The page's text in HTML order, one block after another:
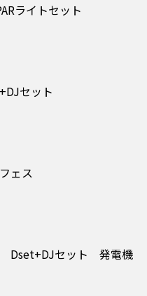
ライトセット
セット
ェス
セット 発電機